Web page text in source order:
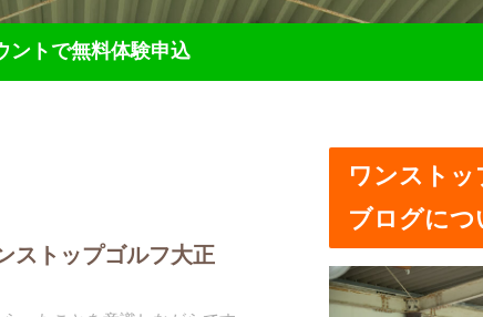
ントで無料体験申込
トップゴルフ大正
ワンスト
ブログにつ